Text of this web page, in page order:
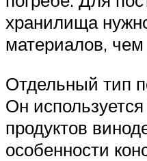
хранилища
материалов,
Отдельный тип
Он
продуктов
особенности